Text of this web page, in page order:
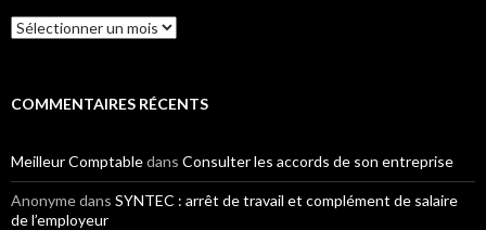
Archives
COMMENTAIRES RÉCENTS
Meilleur Comptabledans Consulter les accords de son entreprise
Anonymedans SYNTEC : arrêt de travail et complément de salaire
de l’employeur